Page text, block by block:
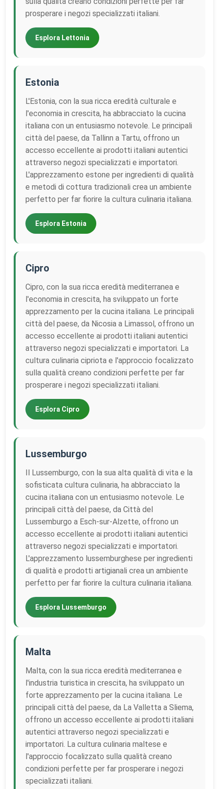
prosperare i negozi specializzati italiani.
Esplora Lettonia
Estonia
L'Estonia, con la sua ricca eredità culturale e
l'economia in crescita, ha abbracciato la cucina
italiana con un entusiasmo notevole. Le principali
città del paese, da Tallinn a Tartu, offrono un
accesso eccellente ai prodotti italiani autentici
attraverso negozi specializzati e importatori.
L'apprezzamento estone per ingredienti di qualità
e metodi di cottura tradizionali crea un ambiente
perfetto per far fiorire la cultura culinaria italiana.
Esplora Estonia
Cipro
Cipro, con la sua ricca eredità mediterranea e
l'economia in crescita, ha sviluppato un forte
apprezzamento per la cucina italiana. Le principali
città del paese, da Nicosia a Limassol, offrono un
accesso eccellente ai prodotti italiani autentici
attraverso negozi specializzati e importatori. La
cultura culinaria cipriota e l'approccio focalizzato
sulla qualità creano condizioni perfette per far
prosperare i negozi specializzati italiani.
Esplora Cipro
Lussemburgo
Il Lussemburgo, con la sua alta qualità di vita e la
sofisticata cultura culinaria, ha abbracciato la
cucina italiana con un entusiasmo notevole. Le
principali città del paese, da Città del
Lussemburgo a Esch-sur-Alzette, offrono un
accesso eccellente ai prodotti italiani autentici
attraverso negozi specializzati e importatori.
L'apprezzamento lussemburghese per ingredienti
di qualità e prodotti artigianali crea un ambiente
perfetto per far fiorire la cultura culinaria italiana.
Esplora Lussemburgo
Malta
Malta, con la sua ricca eredità mediterranea e
l'industria turistica in crescita, ha sviluppato un
forte apprezzamento per la cucina italiana. Le
principali città del paese, da La Valletta a Sliema,
offrono un accesso eccellente ai prodotti italiani
autentici attraverso negozi specializzati e
importatori. La cultura culinaria maltese e
l'approccio focalizzato sulla qualità creano
condizioni perfette per far prosperare i negozi
specializzati italiani.